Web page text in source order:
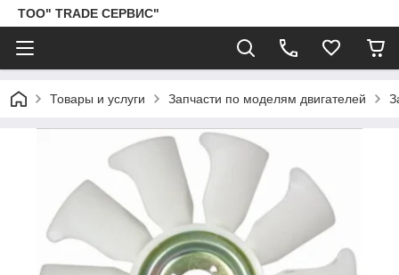
ТОО" TRADE СЕРВИС"
Товары и услуги Запчасти по моделям двигателей